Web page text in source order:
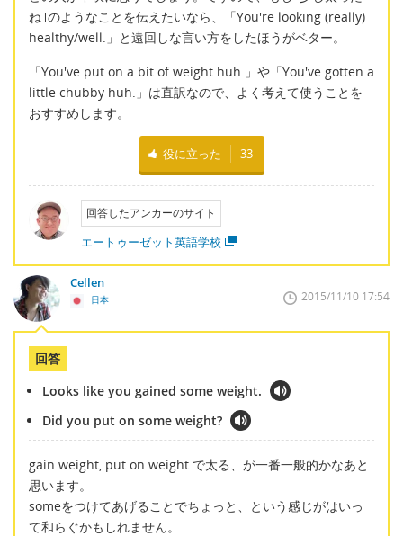
ね｣のようなことを伝えたいなら、「You're looking (really)
healthy/well.」と遠回しな言い方をしたほうがベター。
「You've put on a bit of weight huh.」や「You've gotten a
little chubby huh.」は直訳なので、よく考えて使うことを
おすすめします。
役に立った 33
回答したアンカーのサイト
エートゥーゼット英語学校
Cellen
日本 2015/11/10 17:54
回答
Looks like you gained some weight.
Did you put on some weight?
gain weight, put on weight で太る、が一番一般的かなあと
思います。
someをつけてあげることでちょっと、という感じがはいっ
て和らぐかもしれません。